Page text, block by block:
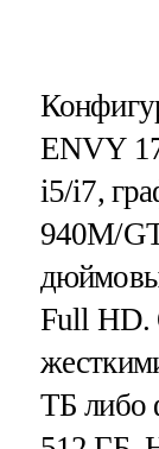
ENVY
i5/i7,
940M/
Full HD.
ТБ либо